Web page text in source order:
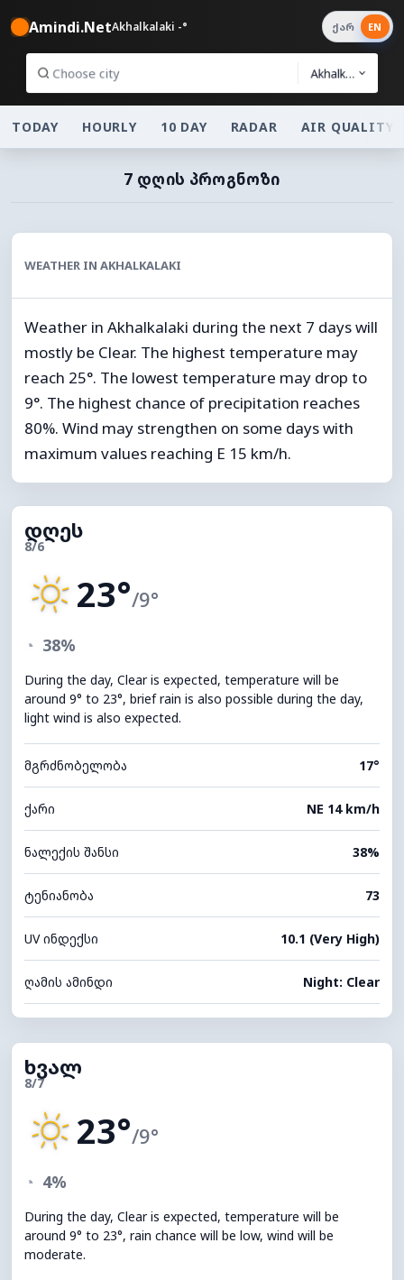
Amindi.NetAkhalkalaki -°
Akhalkalaki
ქარ EN
TODAY HOURLY 10 DAY RADAR AIR QUALITY
7 ᲓᲦᲘᲡ ᲞᲠᲝᲒᲜᲝᲖᲘ
WEATHER IN AKHALKALAKI
Weather in Akhalkalaki during the next 7 days will
mostly be Clear. The highest temperature may
reach 25°. The lowest temperature may drop to
9°. The highest chance of precipitation reaches
80%. Wind may strengthen on some days with
maximum values reaching E 15 km/h.
დღეს
8/6
23°/9°
◔ 38%
During the day, Clear is expected, temperature will be
around 9° to 23°, brief rain is also possible during the day,
light wind is also expected.
მგრძნობელობა 17°
ქარი NE 14 km/h
ნალექის შანსი 38%
ტენიანობა 73
UV ინდექსი 10.1 (Very High)
ღამის ამინდი Night: Clear
ხვალ
8/7
23°/9°
◔ 4%
During the day, Clear is expected, temperature will be
around 9° to 23°, rain chance will be low, wind will be
moderate.